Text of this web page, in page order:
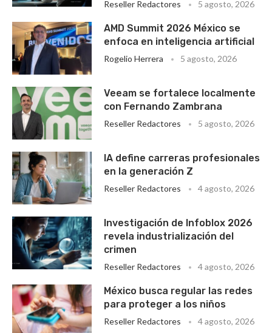
Reseller Redactores 5 agosto, 2026
AMD Summit 2026 México se
enfoca en inteligencia artificial
Rogelio Herrera 5 agosto, 2026
Veeam se fortalece localmente
con Fernando Zambrana
Reseller Redactores 5 agosto, 2026
IA define carreras profesionales
en la generación Z
Reseller Redactores 4 agosto, 2026
Investigación de Infoblox 2026
revela industrialización del
crimen
Reseller Redactores 4 agosto, 2026
México busca regular las redes
para proteger a los niños
Reseller Redactores 4 agosto, 2026